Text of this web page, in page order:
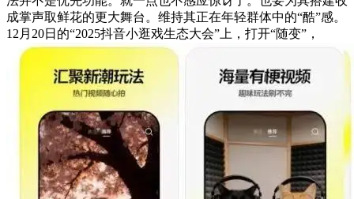
成掌声取鲜花的更大舞台。维持其正在年轻群体中的“酷”感。
12月20日的“2025抖音小逛戏生态大会”上，打开“随变”，